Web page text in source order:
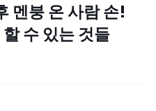
멘붕 온 사람 손!
수 있는 것들